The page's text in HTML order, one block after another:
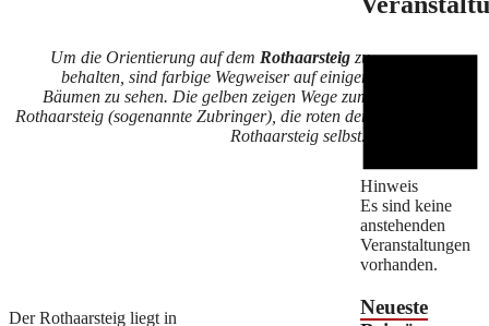
Um die Orientierung auf dem Rothaarsteig zu
behalten, sind farbige Wegweiser auf einigen
Bäumen zu sehen. Die gelben zeigen Wege zum
Rothaarsteig (sogenannte Zubringer), die roten den
Rothaarsteig selbst.
Der Rothaarsteig liegt in
Hinweis
Es sind keine
anstehenden
Veranstaltungen
vorhanden.
Neueste